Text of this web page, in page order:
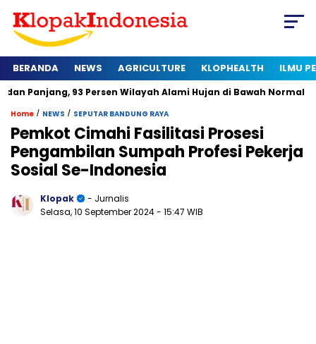
BERANDA NEWS AGRICULTURE KLOPHEALTH ILMU
93 Persen Wilayah Alami Hujan di Bawah Normal Kapan
Home / NEWS / SEPUTAR BANDUNG RAYA
Pemkot Cimahi Fasilitasi Prosesi
Pengambilan Sumpah Profesi Pekerja
Sosial Se-Indonesia
Klopak
- Jurnalis
Selasa, 10 September 2024- 15:47 WIB